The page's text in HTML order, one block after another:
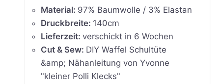
Material: 97% Baumwolle / 3% Elastan
Druckbreite: 140cm
Lieferzeit: verschickt in 6 Wochen
Cut & Sew: DIY Waffel Schultüte
&amp; Nähanleitung von Yvonne
"kleiner Polli Klecks"